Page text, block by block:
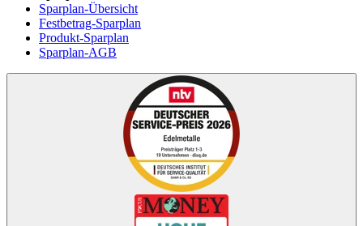
Sparplan-Übersicht
Festbetrag-Sparplan
Produkt-Sparplan
Sparplan-AGB